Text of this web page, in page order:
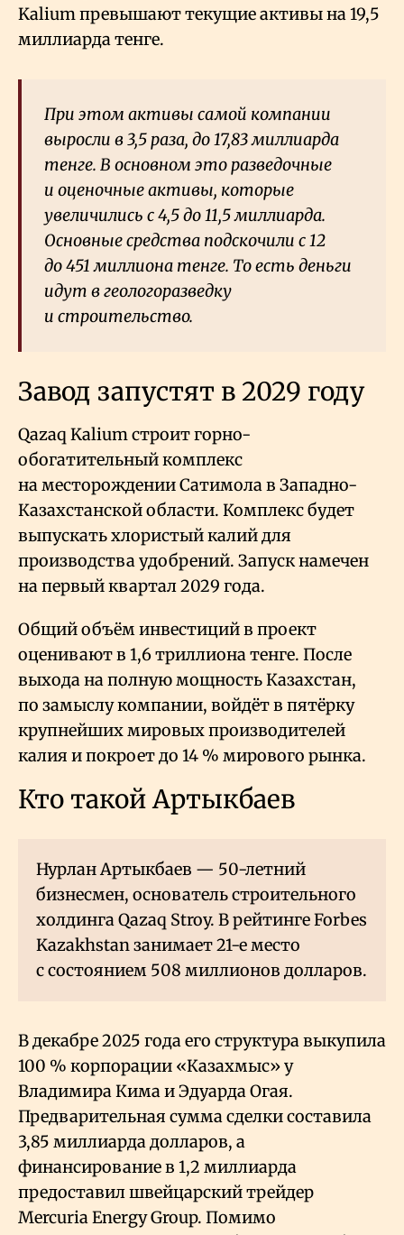
Kalium превышают текущие активы на 19,5
миллиарда тенге.
При этом активы самой компании
выросли в 3,5 раза, до 17,83 миллиарда
тенге. В основном это разведочные
и оценочные активы, которые
увеличились с 4,5 до 11,5 миллиарда.
Основные средства подскочили с 12
до 451 миллиона тенге. То есть деньги
идут в геологоразведку
и строительство.
Завод запустят в 2029 году
Qazaq Kalium строит горно-
обогатительный комплекс
на месторождении Сатимола в Западно-
Казахстанской области. Комплекс будет
выпускать хлористый калий для
производства удобрений. Запуск намечен
на первый квартал 2029 года.
Общий объём инвестиций в проект
оценивают в 1,6 триллиона тенге. После
выхода на полную мощность Казахстан,
по замыслу компании, войдёт в пятёрку
крупнейших мировых производителей
калия и покроет до 14 % мирового рынка.
Кто такой Артыкбаев
Нурлан Артыкбаев — 50-летний
бизнесмен, основатель строительного
холдинга Qazaq Stroy. В рейтинге Forbes
Kazakhstan занимает 21-е место
с состоянием 508 миллионов долларов.
В декабре 2025 года его структура выкупила
100 % корпорации «Казахмыс» у
Владимира Кима и Эдуарда Огая.
Предварительная сумма сделки составила
3,85 миллиарда долларов, а
финансирование в 1,2 миллиарда
предоставил швейцарский трейдер
Mercuria Energy Group. Помимо